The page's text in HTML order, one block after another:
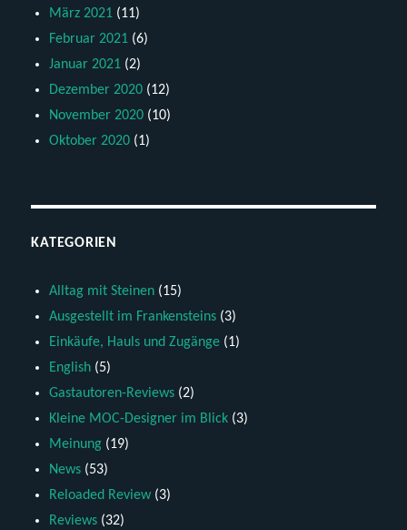
März 2021 (11)
Februar 2021 (6)
Januar 2021 (2)
Dezember 2020 (12)
November 2020 (10)
Oktober 2020 (1)
KATEGORIEN
Alltag mit Steinen (15)
Ausgestellt im Frankensteins (3)
Einkäufe, Hauls und Zugänge (1)
English (5)
Gastautoren-Reviews (2)
Kleine MOC-Designer im Blick (3)
Meinung (19)
News (53)
Reloaded Review (3)
Reviews (32)